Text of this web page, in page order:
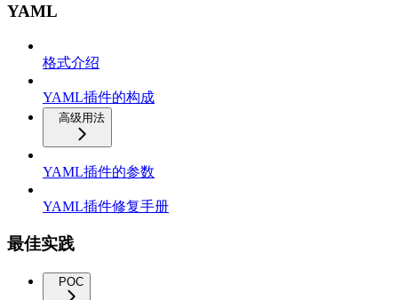
YAML
格式介绍
YAML插件的构成
高级用法
YAML插件的参数
YAML插件修复手册
最佳实践
POC